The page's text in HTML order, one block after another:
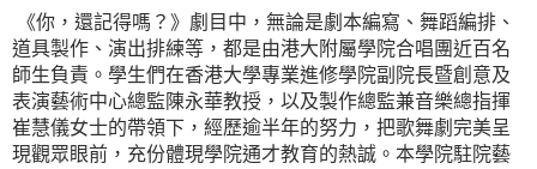
《你，還記得嗎？》劇目中，無論是劇本編寫、舞蹈編排、
道具製作、演出排練等，都是由港大附屬學院合唱團近百名
師生負責。學生們在香港大學專業進修學院副院長暨創意及
表演藝術中心總監陳永華教授，以及製作總監兼音樂總指揮
崔慧儀女士的帶領下，經歷逾半年的努力，把歌舞劇完美呈
現觀眾眼前，充份體現學院通才教育的熱誠。本學院駐院藝